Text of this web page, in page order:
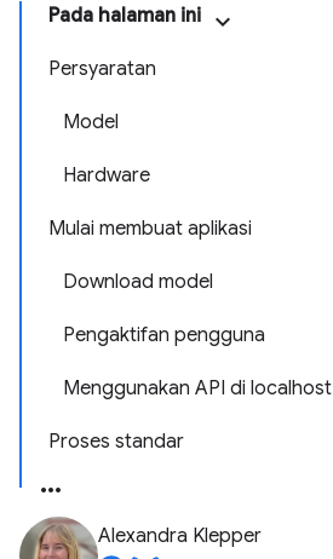
Pada halaman ini
Persyaratan
Model
Hardware
Mulai membuat aplikasi
Download model
Pengaktifan pengguna
Menggunakan API di localhost
Proses standar
Alexandra Klepper